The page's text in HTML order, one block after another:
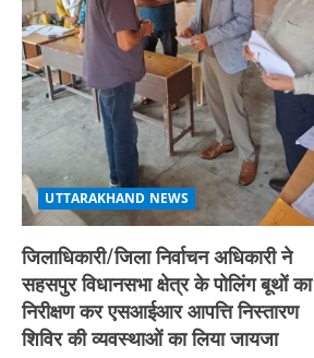
UTTARAKHAND NEWS
जिलाधिकारी/जिला निर्वाचन अधिकारी ने
सहसपुर विधानसभा क्षेत्र के पोलिंग बूथों का
निरीक्षण कर एसआईआर आपत्ति निस्तारण
शिविर की व्यवस्थाओं का लिया जायजा